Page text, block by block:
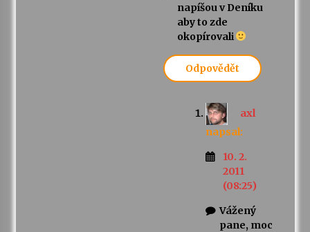
napíšou v Deníku
aby to zde
okopírovali
Odpovědět
axl
napsal:
10. 2.
2011
(08:25)
Vážený
pane, moc